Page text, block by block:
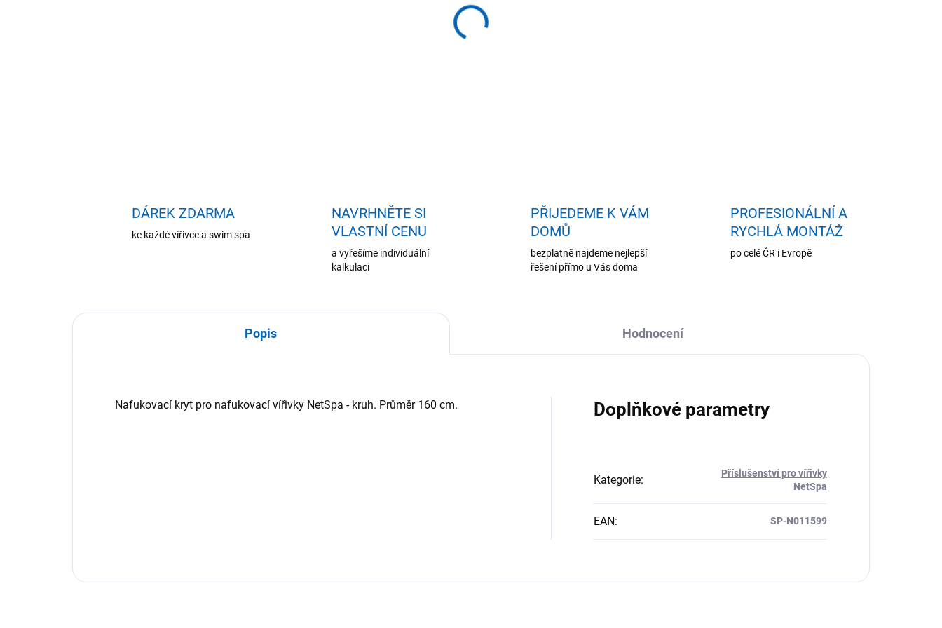
DÁREK ZDARMA
ke každé vířivce a swim spa
NAVRHNĚTE SI
VLASTNÍ CENU
a vyřešíme individuální
kalkulaci
PŘIJEDEME K VÁM
DOMŮ
bezplatně najdeme nejlepší
řešení přímo u Vás doma
PROFESIONÁLNÍ A
RYCHLÁ MONTÁŽ
po celé ČR i Evropě
Popis Hodnocení
Nafukovací kryt pro nafukovací vířivky NetSpa - kruh. Průměr 160 cm. Doplňkové parametry
Kategorie:
Příslušenství pro vířivky
NetSpa
EAN: SP-N011599